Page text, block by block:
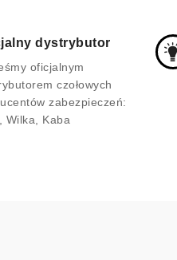
dystrybutor
oficjalnym
czołowych
zabezpieczeń:
Wilka, Kaba